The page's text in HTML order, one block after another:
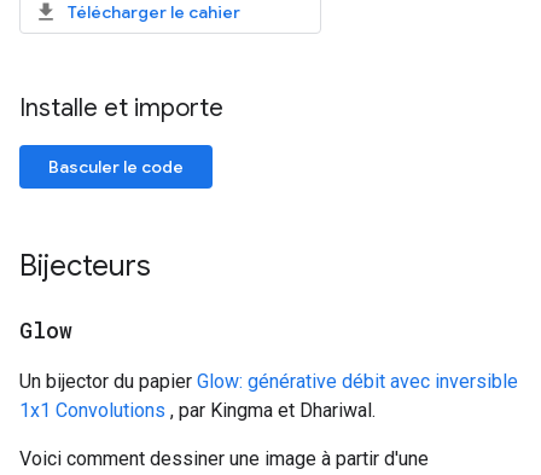
Télécharger le cahier
Installe et importe
Basculer le code
Bijecteurs
Glow
Un bijector du papier Glow: générative débit avec inversible
1x1 Convolutions , par Kingma et Dhariwal.
Voici comment dessiner une image à partir d'une